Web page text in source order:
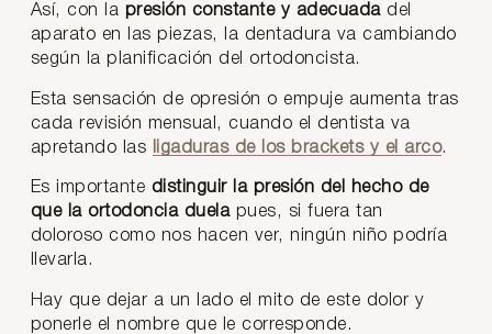
Así, con la presión constante y adecuadadel
aparato en las piezas, la dentadura va cambiando
según la planificación del ortodoncista.
Esta sensación de opresión o empuje aumenta tras
cada revisión mensual, cuando el dentista va
apretando las
ligaduras de los brackets y el arco.
Es importante distinguir la presión del hecho de
que la ortodoncia duelapues, si fuera tan
doloroso como nos hacen ver, ningún niño podría
llevarla.
Hay que dejar a un lado el mito de este dolor y
ponerle el nombre que le corresponde.